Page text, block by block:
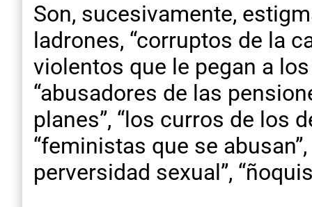
Son, sucesivamente,
ladrones, “corruptos de la
violentos que le pegan a
“abusadores de las
planes”, “los curros de los
“feministas que se
perversidad sexual”,